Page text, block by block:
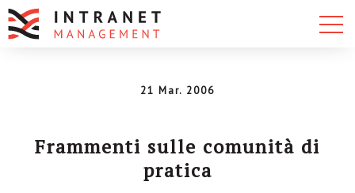
21 Mar. 2006
Frammenti sulle comunità di
pratica